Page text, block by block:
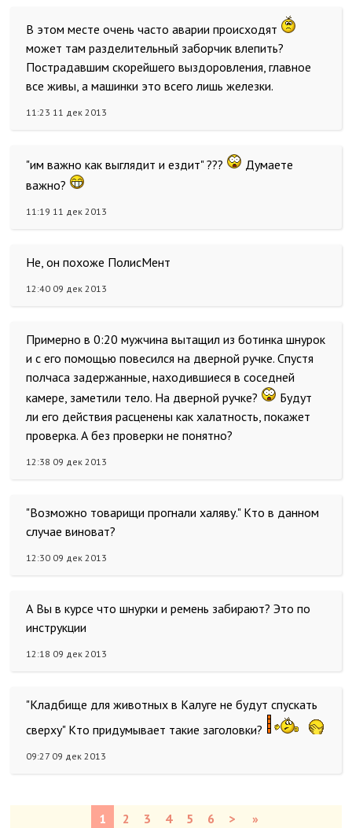
В этом месте очень часто аварии происходят
может там разделительный заборчик влепить?
Пострадавшим скорейшего выздоровления, главное
все живы, а машинки это всего лишь железки.
11:23 11 дек 2013
"им важно как выглядит и ездит" ???
Думаете
важно?
11:19 11 дек 2013
Не, он похоже ПолисМент
12:40 09 дек 2013
Примерно в 0:20 мужчина вытащил из ботинка шнурок
и с его помощью повесился на дверной ручке. Спустя
полчаса задержанные, находившиеся в соседней
камере, заметили тело. На дверной ручке?
Будут
ли его действия расценены как халатность, покажет
проверка. А без проверки не понятно?
12:38 09 дек 2013
"Возможно товарищи прогнали халяву." Кто в данном
случае виноват?
12:30 09 дек 2013
А Вы в курсе что шнурки и ремень забирают? Это по
инструкции
12:18 09 дек 2013
"Кладбище для животных в Калуге не будут спускать
сверху" Кто придумывает такие заголовки?
09:27 09 дек 2013
1 2 3 4 5 6 > »